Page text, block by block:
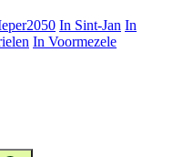
In Sint-Jan In
In Voormezele